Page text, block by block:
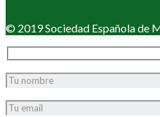
© 2019 Sociedad Española de